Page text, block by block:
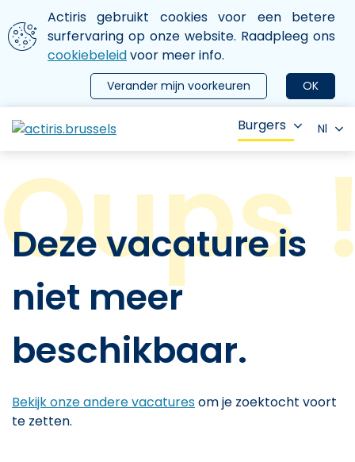
Aller au contenu principal
We gebruiken cookies
Actiris gebruikt cookies voor een betere
surfervaring op onze website. Raadpleeg ons
cookiebeleidvoor meer info.
OK
Verander mijn voorkeuren
le menu
Burgers Nl
Deze vacature is
niet meer
beschikbaar.
Bekijk onze andere vacaturesom je zoektocht voort
te zetten.